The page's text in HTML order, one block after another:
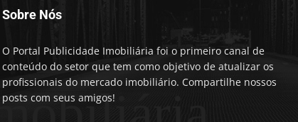
Sobre Nós
O Portal Publicidade Imobiliária foi o primeiro canal de
conteúdo do setor que tem como objetivo de atualizar os
profissionais do mercado imobiliário. Compartilhe nossos
posts com seus amigos!